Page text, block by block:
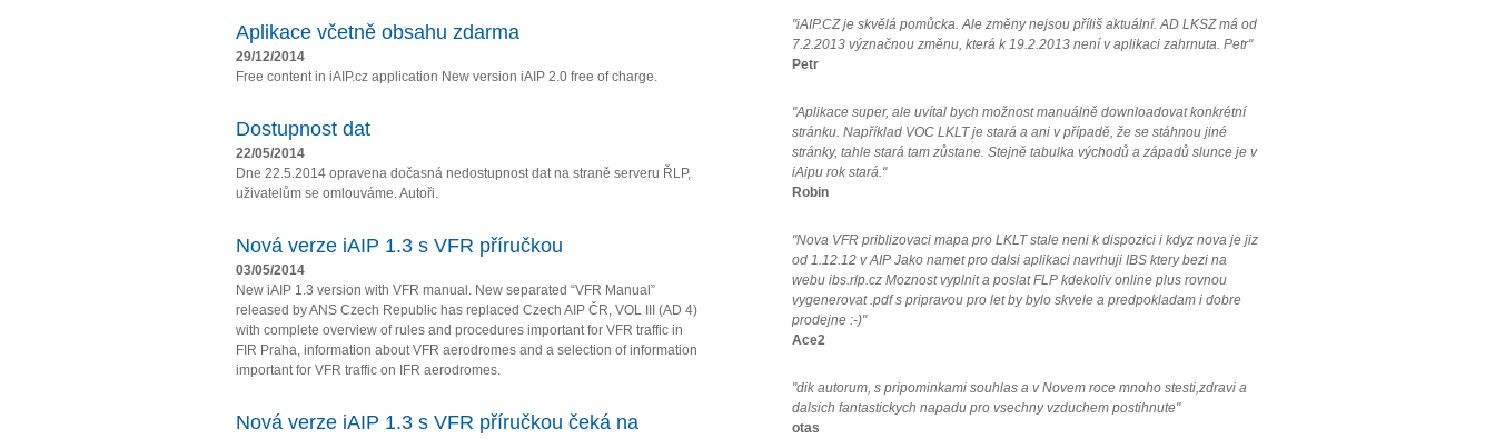
Aplikace včetně obsahu zdarma
29/12/2014
Free content in iAIP.cz application New version iAIP 2.0 free of charge.
Dostupnost dat
22/05/2014
Dne 22.5.2014 opravena dočasná nedostupnost dat na straně serveru ŘLP,
uživatelům se omlouváme. Autoři.
Nová verze iAIP 1.3 s VFR příručkou
03/05/2014
New iAIP 1.3 version with VFR manual. New separated “VFR Manual”
released by ANS Czech Republic has replaced Czech AIP ČR, VOL III (AD 4)
with complete overview of rules and procedures important for VFR traffic in
FIR Praha, information about VFR aerodromes and a selection of information
important for VFR traffic on IFR aerodromes.
Nová verze iAIP 1.3 s VFR příručkou čeká na
"iAIP.CZ je skvělá pomůcka. Ale změny nejsou příliš aktuální. AD LKSZ má od
7.2.2013 význačnou změnu, která k 19.2.2013 není v aplikaci zahrnuta. Petr"
Petr
"Aplikace super, ale uvítal bych možnost manuálně downloadovat konkrétní
stránku. Například VOC LKLT je stará a ani v případě, že se stáhnou jiné
stránky, tahle stará tam zůstane. Stejně tabulka východů a západů slunce je v
iAipu rok stará."
Robin
"Nova VFR priblizovaci mapa pro LKLT stale neni k dispozici i kdyz nova je jiz
od 1.12.12 v AIP Jako namet pro dalsi aplikaci navrhuji IBS ktery bezi na
webu ibs.rlp.cz Moznost vyplnit a poslat FLP kdekoliv online plus rovnou
vygenerovat .pdf s pripravou pro let by bylo skvele a predpokladam i dobre
prodejne :-)"
Ace2
"dik autorum, s pripominkami souhlas a v Novem roce mnoho stesti,zdravi a
dalsich fantastickych napadu pro vsechny vzduchem postihnute"
otas